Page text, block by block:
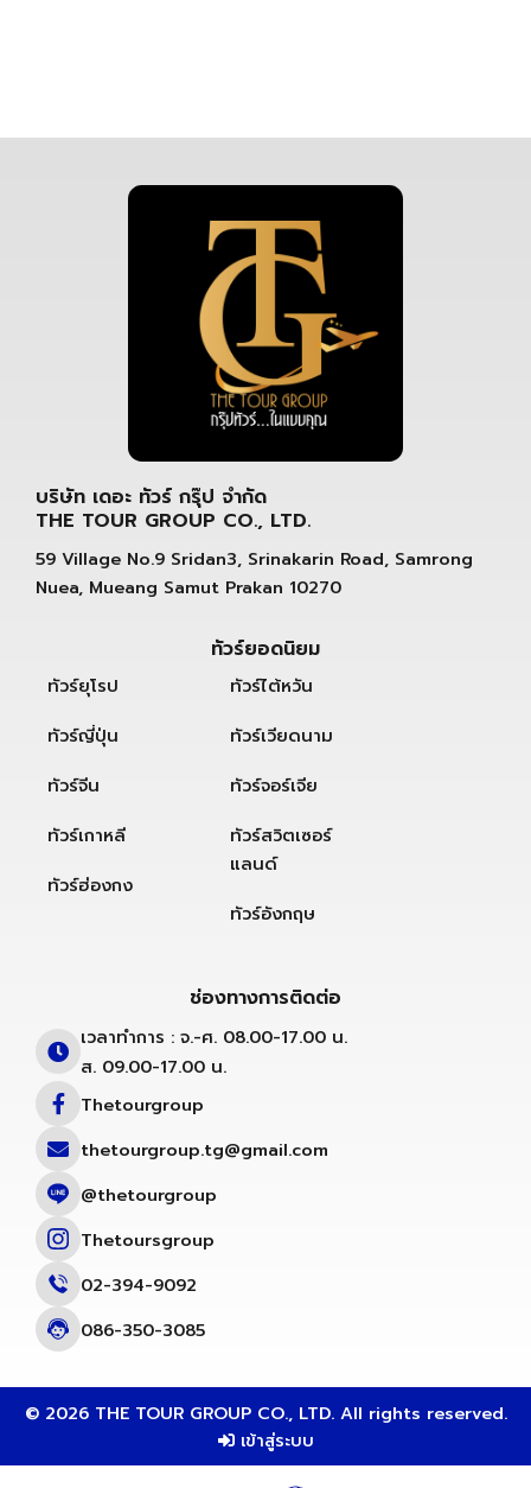
บริษัท เดอะ ทัวร์ กรุ๊ป จำกัด
THE TOUR GROUP CO., LTD.
59 Village No.9 Sridan3, Srinakarin Road, Samrong
Nuea, Mueang Samut Prakan 10270
ทัวร์ยอดนิยม
ทัวร์ยุโรป
ทัวร์ญี่ปุ่น
ทัวร์จีน
ทัวร์เกาหลี
ทัวร์ฮ่องกง
ทัวร์ไต้หวัน
ทัวร์เวียดนาม
ทัวร์จอร์เจีย
ทัวร์สวิตเซอร์
แลนด์
ทัวร์อังกฤษ
ช่องทางการติดต่อ
เวลาทำการ : จ.-ศ. 08.00-17.00 น.
ส. 09.00-17.00 น.
Thetourgroup
thetourgroup.tg@gmail.com
@thetourgroup
Thetoursgroup
02-394-9092
086-350-3085
© 2026 THE TOUR GROUP CO., LTD. All rights reserved.
เข้าสู่ระบบ